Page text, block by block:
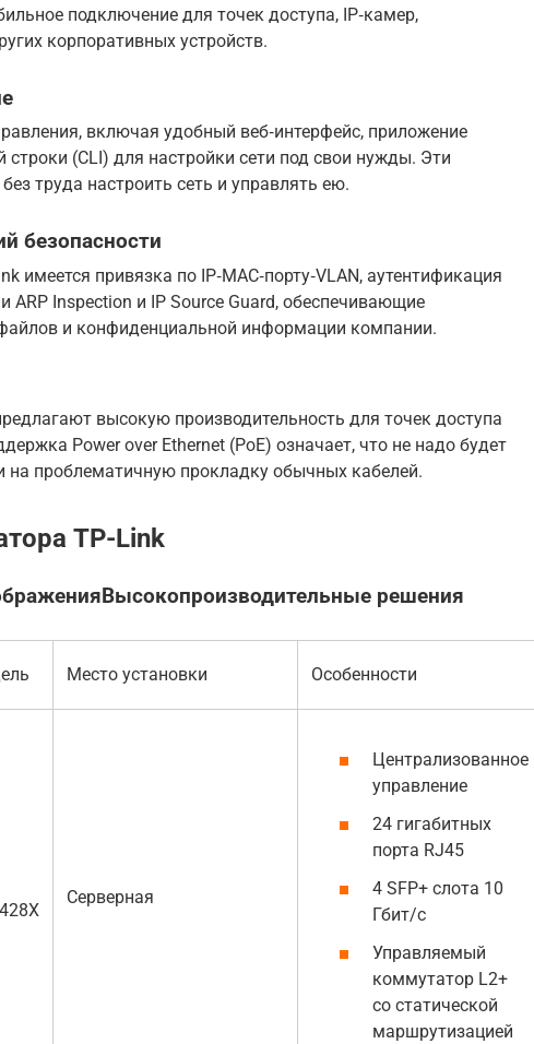
подключение для точек доступа, IP‑камер,
корпоративных устройств.
включая удобный веб‑интерфейс, приложение
строки (CLI) для настройки сети под свои нужды. Эти
труда настроить сеть и управлять ею.
безопасности
имеется привязка по IP‑MAC‑порту‑VLAN, аутентификация
ARP Inspection и IP Source Guard, обеспечивающие
и конфиденциальной информации компании.
высокую производительность для точек доступа
Power over Ethernet (PoE) означает, что не надо будет
на проблематичную прокладку обычных кабелей.
TP-Link
решения
Место установки Особенности
Серверная
Централизованное
управление
24 гигабитных
порта RJ45
4 SFP+ слота 10
Гбит/с
Управляемый
коммутатор L2+
со статической
маршрутизацией